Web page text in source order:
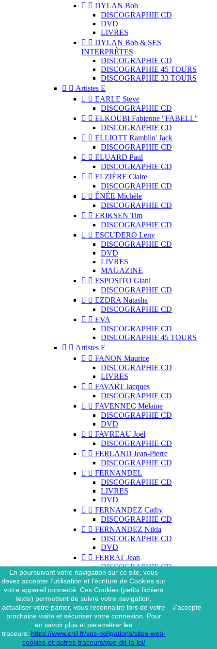
  DYLAN Bob
DISCOGRAPHIE CD
DVD
LIVRES
  DYLAN Bob & SES
INTERPRÈTES
DISCOGRAPHIE CD
DISCOGRAPHIE 45 TOURS
DISCOGRAPHIE 33 TOURS
  Artistes E
  EARLE Steve
DISCOGRAPHIE CD
  ELKOUBI Fabienne "FABELL"
DISCOGRAPHIE CD
  ELLIOTT Ramblin' Jack
DISCOGRAPHIE CD
  ELUARD Paul
DISCOGRAPHIE CD
  ELZIÈRE Claire
DISCOGRAPHIE CD
  ÉNÉE Michèle
DISCOGRAPHIE CD
  ERIKSEN Tim
DISCOGRAPHIE CD
  ESCUDERO Leny
DISCOGRAPHIE CD
DVD
LIVRES
MAGAZINE
  ESPOSITO Giani
DISCOGRAPHIE CD
  EZDRA Natasha
DISCOGRAPHIE CD
  EVA
DISCOGRAPHIE CD
DISCOGRAPHIE 45 TOURS
  Artistes F
  FANON Maurice
DISCOGRAPHIE CD
LIVRES
  FAVART Jacques
DISCOGRAPHIE CD
  FAVENNEC Melaine
DISCOGRAPHIE CD
DVD
  FAVREAU Joël
DISCOGRAPHIE CD
  FERLAND Jean-Pierre
DISCOGRAPHIE CD
  FERNANDEL
DISCOGRAPHIE CD
LIVRES
DVD
  FERNANDEZ Cathy
DISCOGRAPHIE CD
  FERNANDEZ Nilda
DISCOGRAPHIE CD
DVD
  FERRAT Jean
DISCOGRAPHIE CD
DISCOGRAPHIE 45 TOURS
DISCOGRAPHIE 33 TOURS
DVD
MAGAZINE
  FERRAT Jean & SES
INTERPRÈTES
DISCOGRAPHIE CD
  FERRÉ Léo
En poursuivant votre navigation sur ce site, vous
devez accepter l’utilisation et l'écriture de Cookies sur
votre appareil connecté. Ces Cookies (petits fichiers
texte) permettent de suivre votre navigation,
actualiser votre panier, vous reconnaitre lors de votre
prochaine visite et sécuriser votre connexion. Pour
en savoir plus et paramétrer les
traceurs: https://www.cnil.fr/vos-obligations/sites-web-
cookies-et-autres-traceurs/que-dit-la-loi/
J'accepte